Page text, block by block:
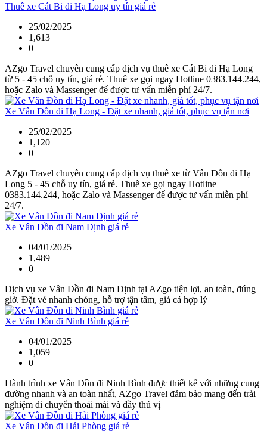
Thuê xe Cát Bi đi Hạ Long uy tín giá rẻ
25/02/2025
1,613
0
AZgo Travel chuyên cung cấp dịch vụ thuê xe Cát Bi đi Hạ Long
từ 5 - 45 chỗ uy tín, giá rẻ. Thuê xe gọi ngay Hotline 0383.144.244,
hoặc Zalo và Massenger để được tư vấn miễn phí 24/7.
Xe Vân Đồn đi Hạ Long - Đặt xe nhanh, giá tốt, phục vụ tận nơi
25/02/2025
1,120
0
AZgo Travel chuyên cung cấp dịch vụ thuê xe từ Vân Đồn đi Hạ
Long 5 - 45 chỗ uy tín, giá rẻ. Thuê xe gọi ngay Hotline
0383.144.244, hoặc Zalo và Massenger để được tư vấn miễn phí
24/7.
Xe Vân Đồn đi Nam Định giá rẻ
04/01/2025
1,489
0
Dịch vụ xe Vân Đồn đi Nam Định tại AZgo tiện lợi, an toàn, đúng
giờ. Đặt vé nhanh chóng, hỗ trợ tận tâm, giá cả hợp lý
Xe Vân Đồn đi Ninh Bình giá rẻ
04/01/2025
1,059
0
Hành trình xe Vân Đồn đi Ninh Bình được thiết kế với những cung
đường nhanh và an toàn nhất, AZgo Travel đảm bảo mang đến trải
nghiệm di chuyển thoải mái và đầy thú vị
Xe Vân Đồn đi Hải Phòng giá rẻ